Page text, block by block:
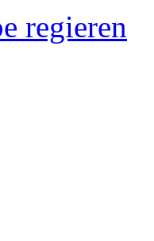
regieren